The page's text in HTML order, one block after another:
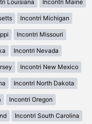
Louisiana Incontri Maine
Incontri Michigan
Incontri Missouri
Incontri Nevada
Incontri New Mexico
Incontri North Dakota
Incontri Oregon
Incontri South Carolina